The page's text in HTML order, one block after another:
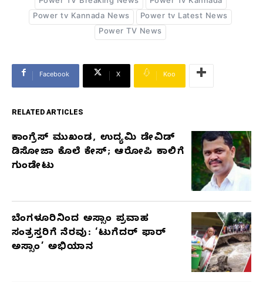
Power tv Kannada News
Power tv Latest News
Power TV News
Facebook X Koo
RELATED ARTICLES
RELATED
ಕಾಂಗ್ರೆಸ್‌ ಮುಖಂಡ, ಉದ್ಯಮಿ ಡೇವಿಡ್‌
ಡಿಸೋಜಾ ಕೊಲೆ ಕೇಸ್;‌ ಆರೋಪಿ ಕಾಲಿಗೆ
ಗುಂಡೇಟು
ಬೆಂಗಳೂರಿನಿಂದ ಅಸ್ಸಾಂ ಪ್ರವಾಹ
ಸಂತ್ರಸ್ತರಿಗೆ ನೆರವು: ‘ಟುಗೆದರ್ ಫಾರ್
ಅಸ್ಸಾಂ’ ಅಭಿಯಾನ